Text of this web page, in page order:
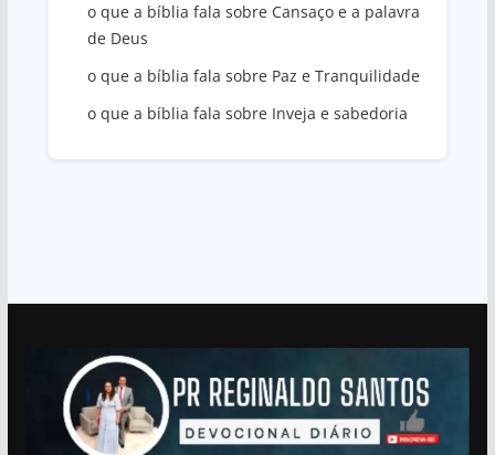
o que a bíblia fala sobre Cansaço e a palavra
de Deus
o que a bíblia fala sobre Paz e Tranquilidade
o que a bíblia fala sobre Inveja e sabedoria